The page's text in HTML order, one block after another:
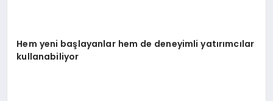
Hem yeni başlayanlar hem de deneyimli yatırımcılar
kullanabiliyor